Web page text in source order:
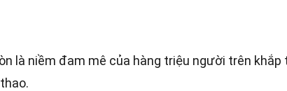
là niềm đam mê của hàng triệu người trên khắp